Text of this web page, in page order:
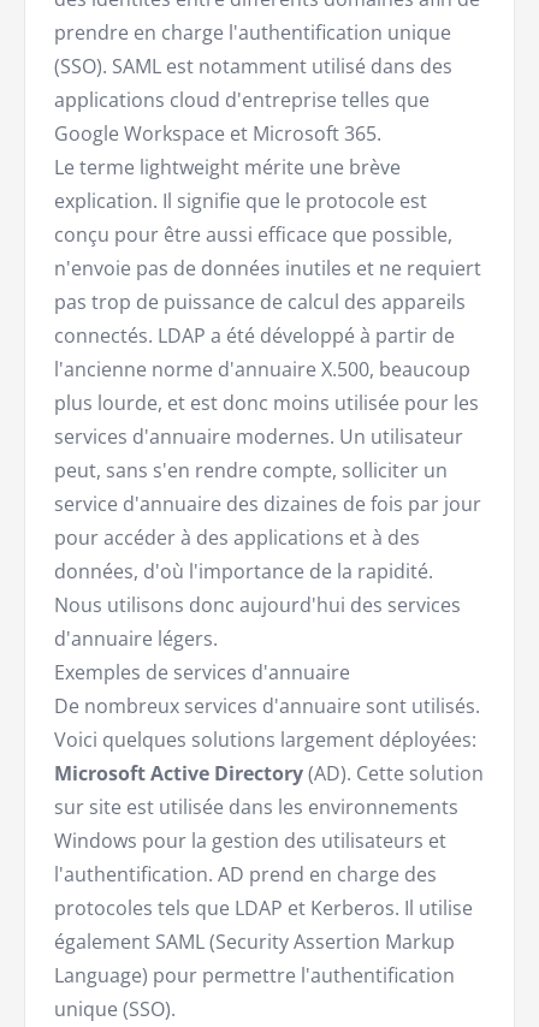
prendre en charge l'authentification unique
(SSO). SAML est notamment utilisé dans des
applications cloud d'entreprise telles que
Google Workspace et Microsoft 365.
Le terme lightweight mérite une brève
explication. Il signifie que le protocole est
conçu pour être aussi efficace que possible,
n'envoie pas de données inutiles et ne requiert
pas trop de puissance de calcul des appareils
connectés. LDAP a été développé à partir de
l'ancienne norme d'annuaire X.500, beaucoup
plus lourde, et est donc moins utilisée pour les
services d'annuaire modernes. Un utilisateur
peut, sans s'en rendre compte, solliciter un
service d'annuaire des dizaines de fois par jour
pour accéder à des applications et à des
données, d'où l'importance de la rapidité.
Nous utilisons donc aujourd'hui des services
d'annuaire légers.
Exemples de services d'annuaire
De nombreux services d'annuaire sont utilisés.
Voici quelques solutions largement déployées:
Microsoft Active Directory(AD). Cette solution
sur site est utilisée dans les environnements
Windows pour la gestion des utilisateurs et
l'authentification. AD prend en charge des
protocoles tels que LDAP et Kerberos. Il utilise
également SAML (Security Assertion Markup
Language) pour permettre l'authentification
unique (SSO).